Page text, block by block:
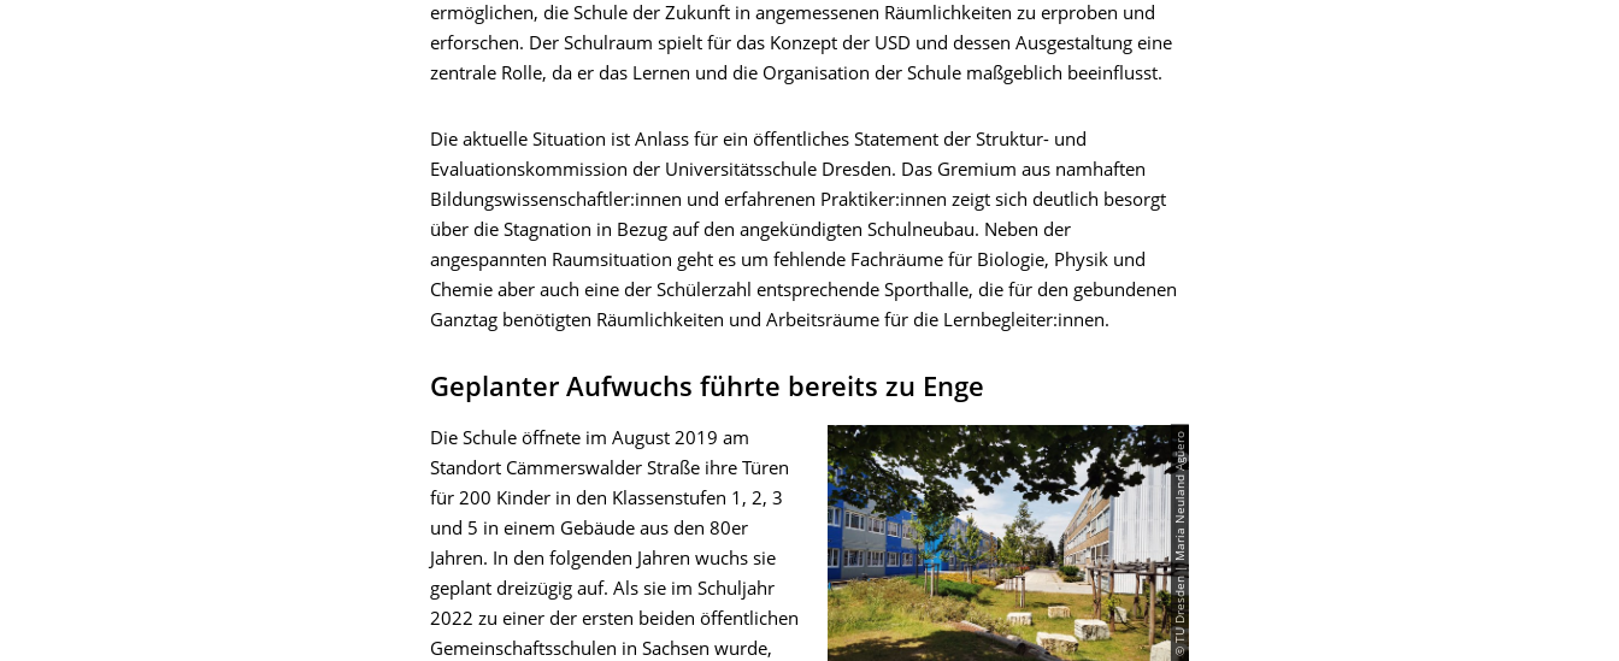
ermöglichen, die Schule der Zukunft in angemessenen Räumlichkeiten zu erproben und
erforschen. Der Schulraum spielt für das Konzept der USD und dessen Ausgestaltung eine
zentrale Rolle, da er das Lernen und die Organisation der Schule maßgeblich beeinflusst.
Die aktuelle Situation ist Anlass für ein öffentliches Statement der Struktur- und
Evaluationskommission der Universitätsschule Dresden. Das Gremium aus namhaften
Bildungswissenschaftler:innen und erfahrenen Praktiker:innen zeigt sich deutlich besorgt
über die Stagnation in Bezug auf den angekündigten Schulneubau. Neben der
angespannten Raumsituation geht es um fehlende Fachräume für Biologie, Physik und
Chemie aber auch eine der Schülerzahl entsprechende Sporthalle, die für den gebundenen
Ganztag benötigten Räumlichkeiten und Arbeitsräume für die Lernbegleiter:innen.
Geplanter Aufwuchs führte bereits zu Enge
© TU Dresden | Maria Neuland Agüero
Die Schule öffnete im August 2019 am
Standort Cämmerswalder Straße ihre Türen
für 200 Kinder in den Klassenstufen 1, 2, 3
und 5 in einem Gebäude aus den 80er
Jahren. In den folgenden Jahren wuchs sie
geplant dreizügig auf. Als sie im Schuljahr
2022 zu einer der ersten beiden öffentlichen
Gemeinschaftsschulen in Sachsen wurde,